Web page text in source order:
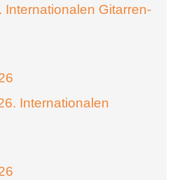
Internationalen Gitarren-
Internationalen